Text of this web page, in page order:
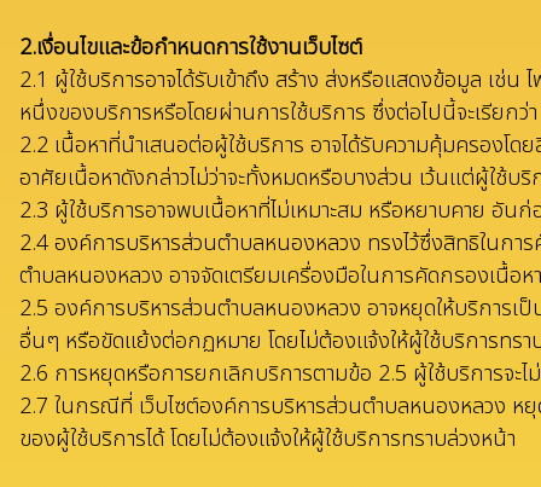
2.เงื่อนไขและข้อกำหนดการใช้งานเว็บไซต์
2.1 ผู้ใช้บริการอาจได้รับเข้าถึง สร้าง ส่งหรือแสดงข้อมูล เ
หนึ่งของบริการหรือโดยผ่านการใช้บริการ ซึ่งต่อไปนี้จะเรียกว่
2.2 เนื้อหาที่นำเสนอต่อผู้ใช้บริการ อาจได้รับความคุ้มครอง
อาศัยเนื้อหาดังกล่าวไม่ว่าจะทั้งหมดหรือบางส่วน เว้นแต่ผู้ใช้บ
2.3 ผู้ใช้บริการอาจพบเนื้อหาที่ไม่เหมาะสม หรือหยาบคาย อันก่
2.4 องค์การบริหารส่วนตำบลหนองหลวง ทรงไว้ซึ่งสิทธิในกา
ตำบลหนองหลวง อาจจัดเตรียมเครื่องมือในการคัดกรองเนื้อ
2.5 องค์การบริหารส่วนตำบลหนองหลวง อาจหยุดให้บริการเ
อื่นๆ หรือขัดแย้งต่อกฏหมาย โดยไม่ต้องแจ้งให้ผู้ใช้บริการทรา
2.6 การหยุดหรือการยกเลิกบริการตามข้อ 2.5 ผู้ใช้บริการจะ
2.7 ในกรณีที่ เว็บไซต์องค์การบริหารส่วนตำบลหนองหลวง
ของผู้ใช้บริการได้ โดยไม่ต้องแจ้งให้ผู้ใช้บริการทราบล่วงหน้า